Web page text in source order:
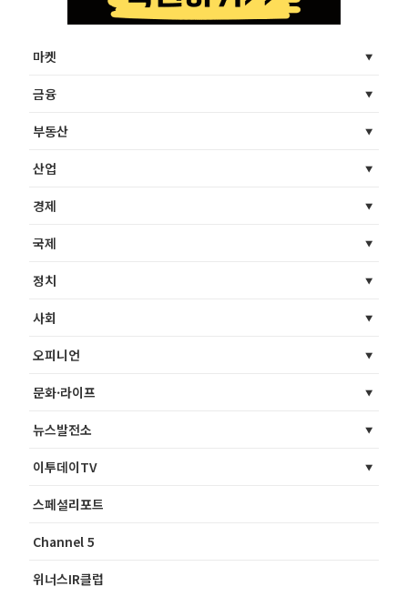
마켓
금융
부동산
산업
경제
국제
정치
사회
오피니언
문화·라이프
뉴스발전소
이투데이TV
스페셜리포트
Channel 5
위너스IR클럽